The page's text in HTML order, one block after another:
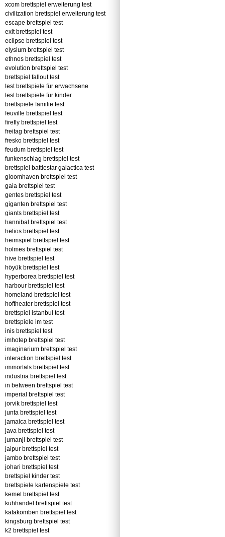
xcom brettspiel erweiterung test
civilization brettspiel erweiterung test
escape brettspiel test
exit brettspiel test
eclipse brettspiel test
elysium brettspiel test
ethnos brettspiel test
evolution brettspiel test
brettspiel fallout test
test brettspiele für erwachsene
test brettspiele für kinder
brettspiele familie test
feuville brettspiel test
firefly brettspiel test
freitag brettspiel test
fresko brettspiel test
feudum brettspiel test
funkenschlag brettspiel test
brettspiel battlestar galactica test
gloomhaven brettspiel test
gaia brettspiel test
gentes brettspiel test
giganten brettspiel test
giants brettspiel test
hannibal brettspiel test
helios brettspiel test
heimspiel brettspiel test
holmes brettspiel test
hive brettspiel test
höyük brettspiel test
hyperborea brettspiel test
harbour brettspiel test
homeland brettspiel test
hoftheater brettspiel test
brettspiel istanbul test
brettspiele im test
inis brettspiel test
imhotep brettspiel test
imaginarium brettspiel test
interaction brettspiel test
immortals brettspiel test
industria brettspiel test
in between brettspiel test
imperial brettspiel test
jorvik brettspiel test
junta brettspiel test
jamaica brettspiel test
java brettspiel test
jumanji brettspiel test
jaipur brettspiel test
jambo brettspiel test
johari brettspiel test
brettspiel kinder test
brettspiele kartenspiele test
kemet brettspiel test
kuhhandel brettspiel test
katakomben brettspiel test
kingsburg brettspiel test
k2 brettspiel test